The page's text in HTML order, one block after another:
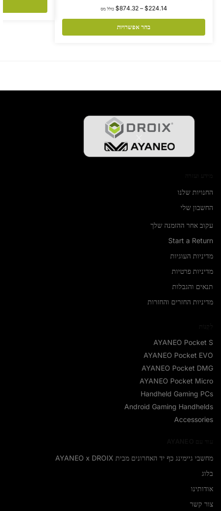
$224.14
–
$874.32 כולל מס
בחר אפשרויות
החנויות שלנו
החשבון שלי
עקוב אחר ההזמנה שלך
Start a Return
מדיניות העוגיות
מדיניות פרטיות
תנאים והגבלות
מדיניות החזרים והחזרות
AYANEO Pocket S
AYANEO Pocket EVO
AYANEO Pocket DMG
AYANEO Pocket Micro
Handheld Gaming PCs
Android Gaming Handhelds
Accessories
מחשבי גיימינג כף יד האחרונים מבית AYANEO x DROIX
בלוג
אודותינו
צור קשר